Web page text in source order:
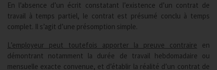
En l’absence d’un écrit constatant l’existence d’un contrat de
travail à temps partiel, le contrat est présumé conclu à temps
complet. Il s’agit d’une présomption simple.
L’employeur peut toutefois apporter la preuve contraire en
démontrant notamment la durée de travail hebdomadaire ou
mensuelle exacte convenue, et d’établir la réalité d’un contrat de